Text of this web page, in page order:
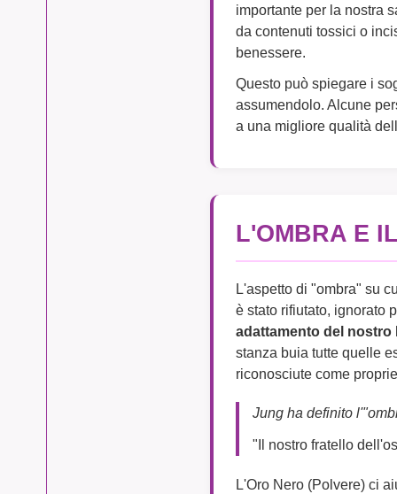
importante per la nostra
da contenuti tossici o
benessere.
Questo può spiegare i
assumendolo. Alcune
a una migliore qualità
L'OMBRA E
L'aspetto di "ombra" su
è stato rifiutato, ignorato
adattamento del nostro
stanza buia tutte quelle
riconosciute come
Jung ha definito
"Il nostro fratello
L'Oro Nero (Polvere) ci